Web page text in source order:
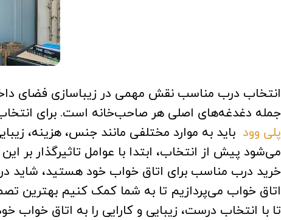
انتخاب درب مناسب نقش مهمی در زیباسازی فضای
جمله دغدغه‌های اصلی هر صاحب‌خانه است. برای
پلی وود باید به موارد مختلفی مانند جنس، هزینه،
می‌شود پیش از انتخاب، ابتدا با عوامل تاثیرگذار بر
خرید درب مناسب برای اتاق خواب خود هستید، شاید در
اتاق خواب می‌پردازیم تا به شما کمک کنیم بهترین
تا با انتخاب درست، زیبایی و کارایی را به اتاق خواب